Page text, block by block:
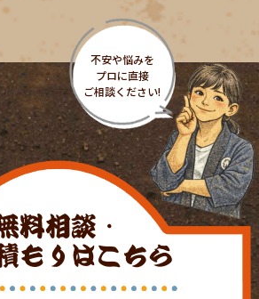
料相談・
もりはこちら